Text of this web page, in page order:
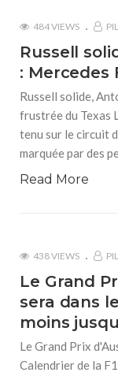
484 VIEWS
Russell
: Mercedes
Russell solide,
frustrée du Texas
tenu sur le circuit
marquée par des
Read More
438 VIEWS
Le Grand
sera dans
moins
Le Grand Prix
Calendrier de la